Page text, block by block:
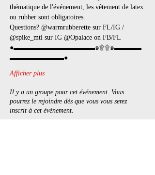
thématique de l'événement, les vêtement de latex
ou rubber sont obligatoires.
Questions? @warmrubberette sur FL/IG /
@spike_mtl sur IG @Opalace on FB/FL
●▬▬▬▬▬▬▬▬▬▬▬▬๑۩۩๑▬▬▬▬
▬▬▬▬▬▬▬▬●
Afficher plus
Il y a un groupe pour cet événement. Vous
pourrez le rejoindre dès que vous vous serez
inscrit à cet événement.